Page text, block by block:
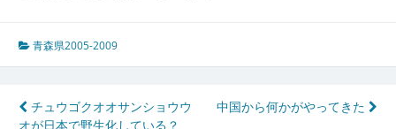
青森県2005-2009
投チュウゴクオオサンショウウ
オが日本で野生化している？
中国から何かがやってきた